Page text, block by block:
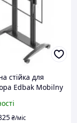
стійка для
Edbak Mobilny
₴/міс